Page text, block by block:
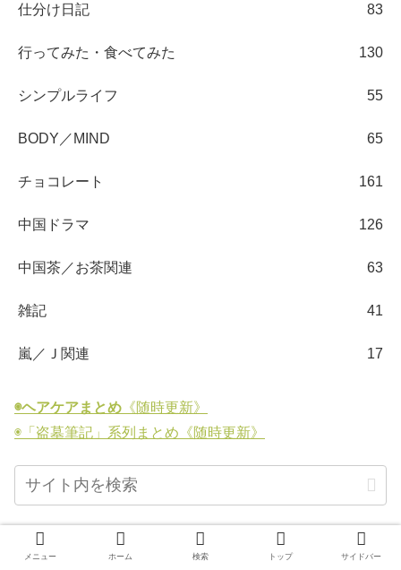
仕分け日記 83
行ってみた・食べてみた 130
シンプルライフ 55
BODY／MIND 65
チョコレート 161
中国ドラマ 126
中国茶／お茶関連 63
雑記 41
嵐／Ｊ関連 17
◉ヘアケアまとめ 《随時更新》
◉「盗墓筆記」系列まとめ《随時更新》
最近のコメント
メニュー ホーム 検索 トップ サイドバー